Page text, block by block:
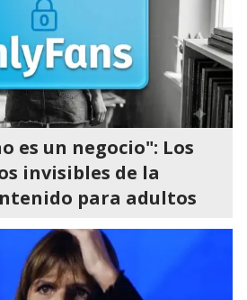
es un negocio": Los
invisibles de la
para adultos